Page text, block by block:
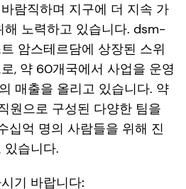
람직하며 지구에 더 지속 가
해 노력하고 있습니다. dsm-
암스테르담에 상장된 스위
, 약 60개국에서 사업을 운영
매출을 올리고 있습니다. 약
원으로 구성된 다양한 팀을
십억 명의 사람들을 위해 진
있습니다.
기 바랍니다: